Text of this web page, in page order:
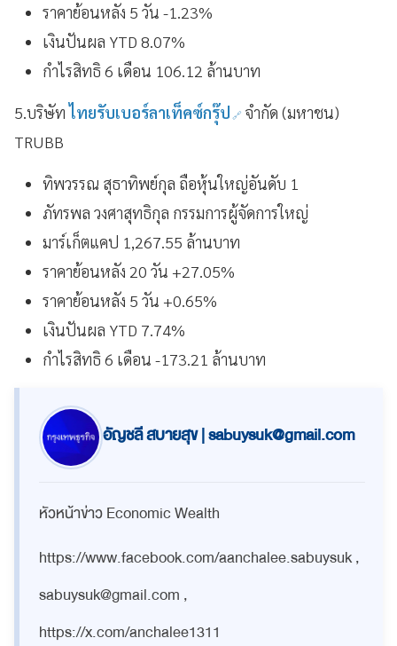
ราคาย้อนหลัง 5 วัน -1.23%
เงินปันผล YTD 8.07%
กำไรสิทธิ 6 เดือน 106.12 ล้านบาท
5.บริษัทไทยรับเบอร์ลาเท็คซ์กรุ๊ป จำกัด (มหาชน)
TRUBB
ทิพวรรณ สุธาทิพย์กุล ถือหุ้นใหญ่อันดับ 1
ภัทรพล วงศาสุทธิกุล กรรมการผู้จัดการใหญ่
มาร์เก็ตแคป 1,267.55 ล้านบาท
ราคาย้อนหลัง 20 วัน +27.05%
ราคาย้อนหลัง 5 วัน +0.65%
เงินปันผล YTD 7.74%
กำไรสิทธิ 6 เดือน -173.21 ล้านบาท
อัญชลี สบายสุข |sabuysuk@gmail.com
หัวหน้าข่าว Economic Wealth
https://www.facebook.com/aanchalee.sabuysuk ,
sabuysuk@gmail.com ,
https://x.com/anchalee1311